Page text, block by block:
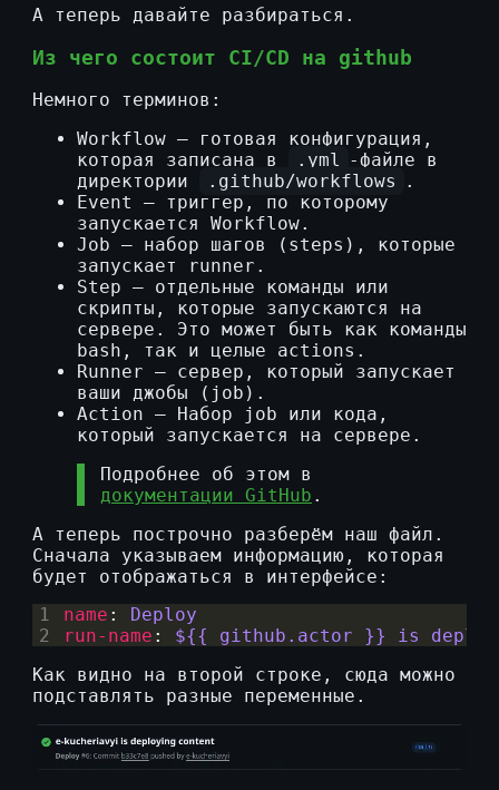
А теперь давайте разбираться.
Из чего состоит CI/CD на github
Немного терминов:
Workflow — готовая конфигурация,
которая записана в
.yml -файле в
директории
.github/workflows
.
Event — триггер, по которому
запускается Workflow.
Job — набор шагов (steps), которые
запускает runner.
Step — отдельные команды или
скрипты, которые запускаются на
сервере. Это может быть как команды
bash, так и целые actions.
Runner — сервер, который запускает
ваши джобы (job).
Action — Набор job или кода,
который запускается на сервере.
Подробнее об этом в
документации GitHub .
А теперь построчно разберём наш файл.
Сначала указываем информацию, которая
будет отображаться в интерфейсе:
1
name :
Deploy
2
run-name :
${{ github.actor }} is
Как видно на второй строке, сюда можно
подставлять разные переменные.